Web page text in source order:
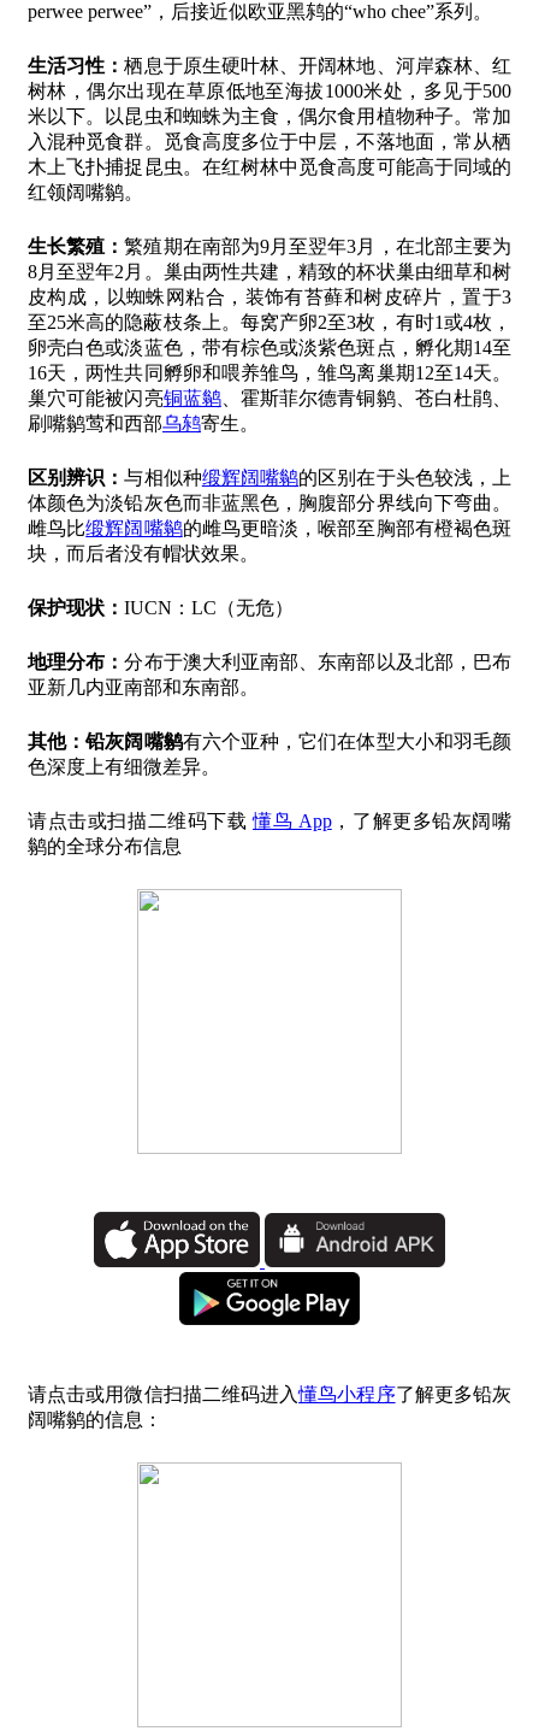
perwee perwee”，后接近似欧亚黑鸫的“who chee”系列。
生活习性：栖息于原生硬叶林、开阔林地、河岸森林、红
树林，偶尔出现在草原低地至海拔1000米处，多见于500
米以下。以昆虫和蜘蛛为主食，偶尔食用植物种子。常加
入混种觅食群。觅食高度多位于中层，不落地面，常从栖
木上飞扑捕捉昆虫。在红树林中觅食高度可能高于同域的
红领阔嘴鹟。
生长繁殖：繁殖期在南部为9月至翌年3月，在北部主要为
8月至翌年2月。巢由两性共建，精致的杯状巢由细草和树
皮构成，以蜘蛛网粘合，装饰有苔藓和树皮碎片，置于3
至25米高的隐蔽枝条上。每窝产卵2至3枚，有时1或4枚，
卵壳白色或淡蓝色，带有棕色或淡紫色斑点，孵化期14至
16天，两性共同孵卵和喂养雏鸟，雏鸟离巢期12至14天。
巢穴可能被闪亮铜蓝鹟、霍斯菲尔德青铜鹟、苍白杜鹃、
刷嘴鹟莺和西部乌鸫寄生。
区别辨识：与相似种缎辉阔嘴鹟的区别在于头色较浅，上
体颜色为淡铅灰色而非蓝黑色，胸腹部分界线向下弯曲。
雌鸟比缎辉阔嘴鹟的雌鸟更暗淡，喉部至胸部有橙褐色斑
块，而后者没有帽状效果。
保护现状： IUCN：LC（无危）
地理分布：分布于澳大利亚南部、东南部以及北部，巴布
亚新几内亚南部和东南部。
其他：铅灰阔嘴鹟有六个亚种，它们在体型大小和羽毛颜
色深度上有细微差异。
请点击或扫描二维码下载懂鸟 App，了解更多铅灰阔嘴
鹟的全球分布信息
请点击或用微信扫描二维码进入懂鸟小程序了解更多铅灰
阔嘴鹟的信息：